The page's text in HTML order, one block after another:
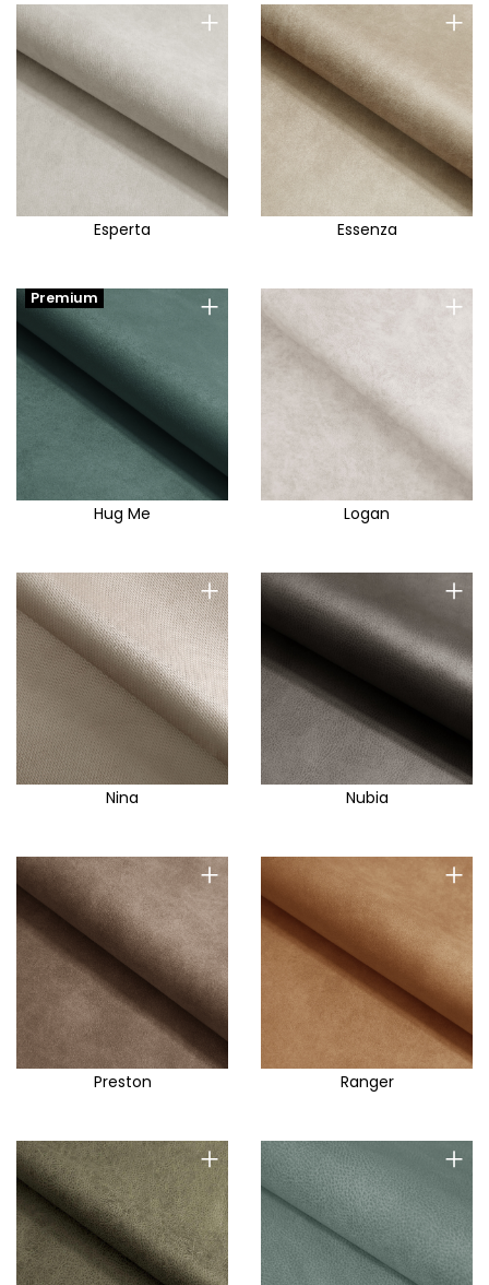
+
Esperta
+
Essenza
+
Premium
Hug Me
+
Logan
+
Nina
+
Nubia
+
Preston
+
Ranger
+ +